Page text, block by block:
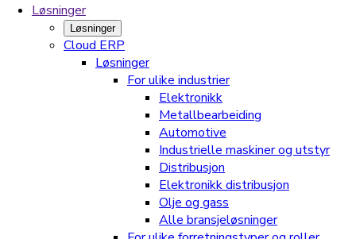
Løsninger
Løsninger
Cloud ERP
Løsninger
For ulike industrier
Elektronikk
Metallbearbeiding
Automotive
Industrielle maskiner og utstyr
Distribusjon
Elektronikk distribusjon
Olje og gass
Alle bransjeløsninger